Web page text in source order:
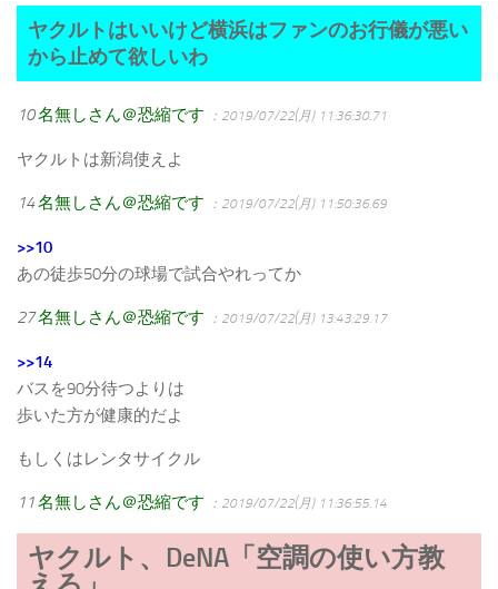
ヤクルトはいいけど横浜はファンのお行儀が悪い
から止めて欲しいわ
10名無しさん＠恐縮です ：2019/07/22(月) 11:36:30.71
ヤクルトは新潟使えよ
14名無しさん＠恐縮です ：2019/07/22(月) 11:50:36.69
>>10
あの徒歩50分の球場で試合やれってか
27名無しさん＠恐縮です ：2019/07/22(月) 13:43:29.17
>>14
バスを90分待つよりは
歩いた方が健康的だよ
もしくはレンタサイクル
11名無しさん＠恐縮です ：2019/07/22(月) 11:36:55.14
ヤクルト、DeNA「空調の使い方教